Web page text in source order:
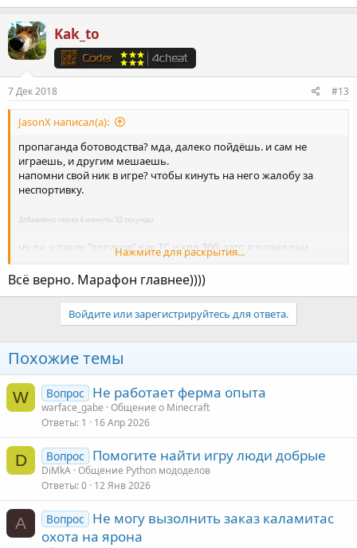
Kak_to
7 Дек 2018 #13
JasonX написал(а):
пропаганда ботоводства? мда, далеко пойдёшь. и сам не
играешь, и другим мешаешь.
напомни свой ник в игре? чтобы кинуть на него жалобу за
неспортивку.
Добавлено через 4 минуты 32 секунды
ну да, у таких "логиков" как ТС и кпд 300, зато в жизни они
успешные бизнесмены с яхтами и любовницами)
Нажмите для раскрытия...
Всё верно. Марафон главнее))))
Войдите или зарегистрируйтесь для ответа.
Похожие темы
W Вопрос Не работает ферма опыта
warface_gabe Общение о Minecraft
Ответы 1 16 Апр 2026
D Вопрос Помогите найти игру люди добрые
DiMkA Общение Python мододелов
Ответы 0 12 Янв 2026
A Вопрос
Не могу вызолнить заказ каламитас
охота на ярона